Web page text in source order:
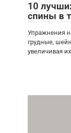
10
спины в
Упражнения
грудные,
увеличивая